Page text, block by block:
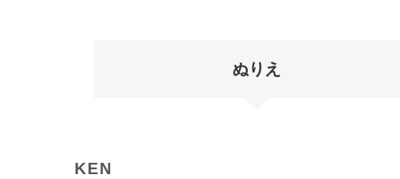
ぬりえ
KEN